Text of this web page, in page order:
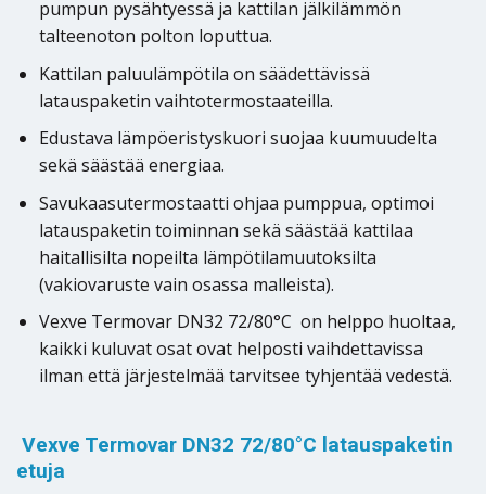
pumpun pysähtyessä ja kattilan jälkilämmön
talteenoton polton loputtua.
Kattilan paluulämpötila on säädettävissä
latauspaketin vaihtotermostaateilla.
Edustava lämpöeristyskuori suojaa kuumuudelta
sekä säästää energiaa.
Savukaasutermostaatti ohjaa pumppua, optimoi
latauspaketin toiminnan sekä säästää kattilaa
haitallisilta nopeilta lämpötilamuutoksilta
(vakiovaruste vain osassa malleista).
Vexve Termovar DN32 72/80°C on helppo huoltaa,
kaikki kuluvat osat ovat helposti vaihdettavissa
ilman että järjestelmää tarvitsee tyhjentää vedestä.
Vexve Termovar DN32 72/80°C latauspaketin
etuja